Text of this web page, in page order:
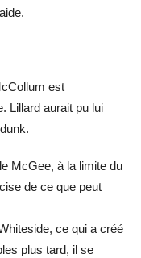
est
Lillard aurait pu lui
McGee, à la limite du
de ce que peut
ce qui a créé
plus tard, il se